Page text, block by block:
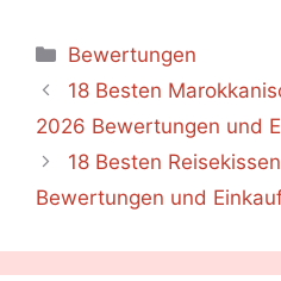
Categories
Bewertungen
18 Besten
2026 Bewertungen und
18 Besten
Bewertungen und